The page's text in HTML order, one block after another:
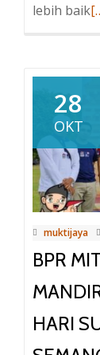
lebih baik
di
28
OKT
muktijaya
BPR
HARI